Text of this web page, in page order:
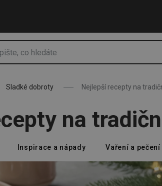
Sladké dobroty Nejlepší recepty na
na
Inspirace a nápady Vaření a pečení